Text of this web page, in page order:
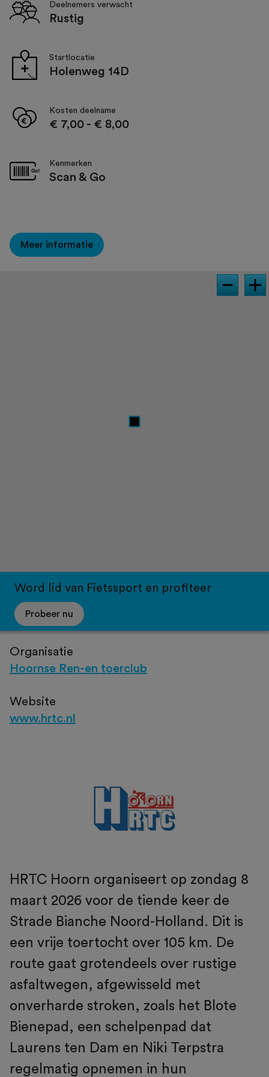
Deelnemers verwacht
Rustig
Startlocatie
Holenweg 14D
Kosten deelname
€ 7,00 - € 8,00
Kenmerken
Scan & Go
Meer informatie
Word lid van Fietssport en profiteer
Probeer nu
Organisatie
Hoornse Ren-en toerclub
Website
www.hrtc.nl
HRTC Hoorn organiseert op zondag 8
maart 2026 voor de tiende keer de
Strade Bianche Noord-Holland. Dit is
een vrije toertocht over 105 km. De
route gaat grotendeels over rustige
asfaltwegen, afgewisseld met
onverharde stroken, zoals het Blote
Bienepad, een schelpenpad dat
Laurens ten Dam en Niki Terpstra
regelmatig opnemen in hun